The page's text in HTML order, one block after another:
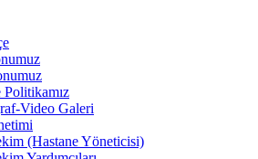
Video Galeri
(Hastane Yöneticisi)